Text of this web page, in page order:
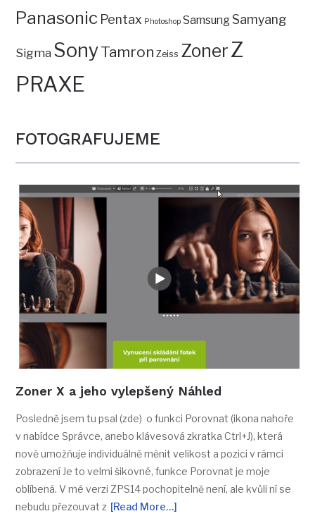
Panasonic Pentax Photoshop SamsungSamyang
Sigma SonyTamron Zeiss ZonerZ
PRAXE
FOTOGRAFUJEME
Zoner X a jeho vylepšený Náhled
Posledně jsem tu psal (zde) o funkci Porovnat (ikona nahoře
v nabídce Správce, anebo klávesová zkratka Ctrl+J), která
nově umožňuje individuálně měnit velikost a pozici v rámci
zobrazení Je to velmi šikovné, funkce Porovnat je moje
oblíbená. V mé verzi ZPS14 pochopitelně není, ale kvůli ní se
nebudu přezouvat z [Read More…]